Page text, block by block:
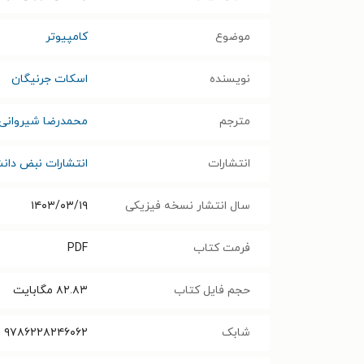
موضوع کامپیوتر
نویسنده اسکات جرنیگان
مترجم محمدرضا
انتشارات انتشارات نبض
سال انتشار نسخه فیزیکی ۱۴۰۳/۰۳/۱۹
فرمت کتاب PDF
حجم فایل کتاب ۸۲.۸۳ مگابایت
شابک ۹۷۸۶۲۲۸۲۴۶۰۶۲